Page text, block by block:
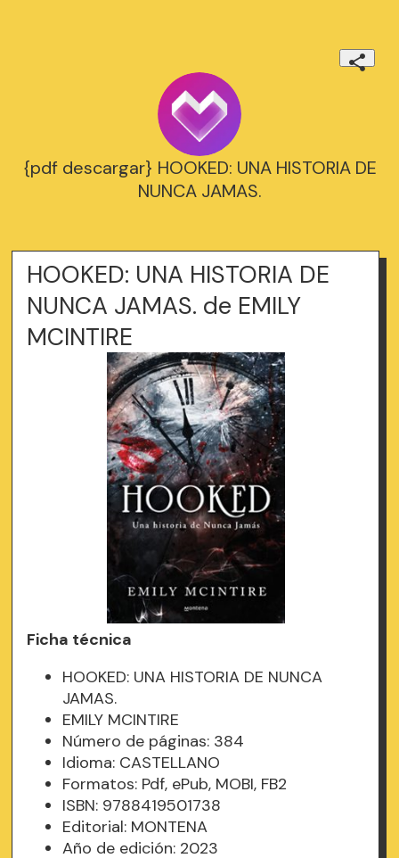
{pdf descargar} HOOKED: UNA HISTORIA DE
NUNCA JAMAS.
HOOKED: UNA HISTORIA DE
NUNCA JAMAS. de EMILY
MCINTIRE
Ficha técnica
HOOKED: UNA HISTORIA DE NUNCA
JAMAS.
EMILY MCINTIRE
Número de páginas: 384
Idioma: CASTELLANO
Formatos: Pdf, ePub, MOBI, FB2
ISBN: 9788419501738
Editorial: MONTENA
Año de edición: 2023